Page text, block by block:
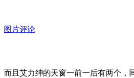
图片评论
而且艾力绅的天窗一前一后有两个，